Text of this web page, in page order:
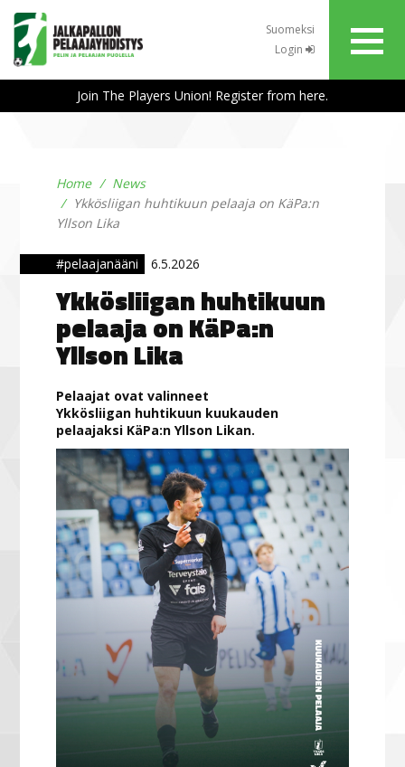
Suomeksi
Login
Join The Players Union! Register from here.
Home
News
Ykkösliigan huhtikuun pelaaja on KäPa:n
Yllson Lika
#pelaajanääni 6.5.2026
Ykkösliigan huhtikuun
pelaaja on KäPa:n
Yllson Lika
Pelaajat ovat valinneet
Ykkösliigan huhtikuun kuukauden
pelaajaksi KäPa:n Yllson Likan.